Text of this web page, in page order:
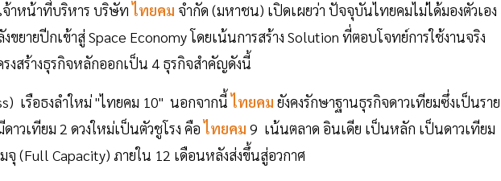
าหน้าที่บริหาร บริษัทไทยคม จำกัด (มหาชน) เปิดเผยว่า ปัจจุบันไทยคมไม่ได้มองตัวเอง
ยายปีกเข้าสู่ Space Economy โดยเน้นการสร้าง Solution ที่ตอบโจทย์การใช้งานจริง
งสร้างธุรกิจหลักออกเป็น 4 ธุรกิจสำคัญดังนี้
เรือธงลำใหม่ "ไทยคม 10" นอกจากนี้ไทยคม ยังคงรักษาฐานธุรกิจดาวเทียมซึ่งเป็นราย
วเทียม 2 ดวงใหม่เป็นตัวชูโรง คือไทยคม 9 เน้นตลาด อินเดีย เป็นหลัก เป็นดาวเทียม
จุ (Full Capacity) ภายใน 12 เดือนหลังส่งขึ้นสู่อวกาศ